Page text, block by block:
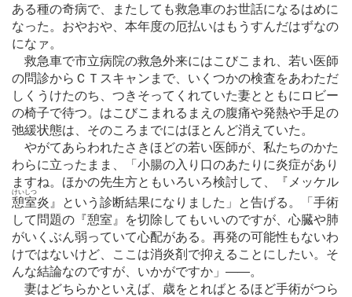
ある種の奇病で、またしても救急車のお世話になるはめに
なった。おやおや、本年度の厄払いはもうすんだはずなの
になァ。
救急車で市立病院の救急外来にはこびこまれ、若い医師
の問診からＣＴスキャンまで、いくつかの検査をあわただ
しくうけたのち、つきそってくれていた妻とともにロビー
の椅子で待つ。はこびこまれるまえの腹痛や発熱や手足の
弛緩状態は、そのころまでにはほとんど消えていた。
やがてあらわれたさきほどの若い医師が、私たちのかた
わらに立ったまま、「小腸の入り口のあたりに炎症があり
ますね。ほかの先生方ともいろいろ検討して、『メッケル
憩室
けいしつ
炎』という診断結果になりました」と告げる。「手術
して問題の『憩室』を切除してもいいのですが、心臓や肺
がいくぶん弱っていて心配がある。再発の可能性もないわ
けではないけど、ここは消炎剤で抑えることにしたい。そ
んな結論なのですが、いかがですか」 ――。
妻はどちらかといえば、歳をとればとるほど手術がつら